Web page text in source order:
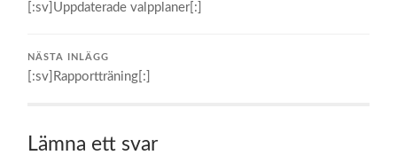
[:sv]Uppdaterade valpplaner[:]
NÄSTA INLÄGG
[:sv]Rapportträning[:]
Lämna ett svar